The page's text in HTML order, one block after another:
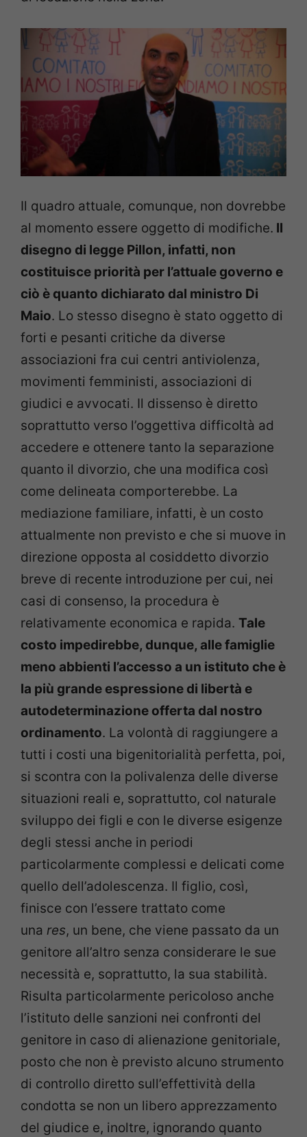
Il quadro attuale, comunque, non dovrebbe
al momento essere oggetto di modifiche. Il
disegno di legge Pillon, infatti, non
costituisce priorità per l’attuale governo e
ciò è quanto dichiarato dal ministro Di
Maio. Lo stesso disegno è stato oggetto di
forti e pesanti critiche da diverse
associazioni fra cui centri antiviolenza,
movimenti femministi, associazioni di
giudici e avvocati. Il dissenso è diretto
soprattutto verso l’oggettiva difficoltà ad
accedere e ottenere tanto la separazione
quanto il divorzio, che una modifica così
come delineata comporterebbe. La
mediazione familiare, infatti, è un costo
attualmente non previsto e che si muove in
direzione opposta al cosiddetto divorzio
breve di recente introduzione per cui, nei
casi di consenso, la procedura è
relativamente economica e rapida. Tale
costo impedirebbe, dunque, alle famiglie
meno abbienti l’accesso a un istituto che è
la più grande espressione di libertà e
autodeterminazione offerta dal nostro
ordinamento. La volontà di raggiungere a
tutti i costi una bigenitorialità perfetta, poi,
si scontra con la polivalenza delle diverse
situazioni reali e, soprattutto, col naturale
sviluppo dei figli e con le diverse esigenze
degli stessi anche in periodi
particolarmente complessi e delicati come
quello dell’adolescenza. Il figlio, così,
finisce con l’essere trattato come
una res, un bene, che viene passato da un
genitore all’altro senza considerare le sue
necessità e, soprattutto, la sua stabilità.
Risulta particolarmente pericoloso anche
l’istituto delle sanzioni nei confronti del
genitore in caso di alienazione genitoriale,
posto che non è previsto alcuno strumento
di controllo diretto sull’effettività della
condotta se non un libero apprezzamento
del giudice e, inoltre, ignorando quanto